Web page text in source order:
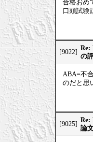
合格おめ
口頭試験
[9022]
Re:
の
ABA=不
のだと思
[9025]
Re:
論